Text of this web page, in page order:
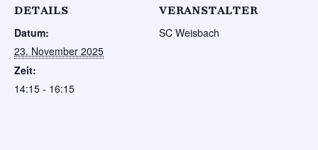
DETAILS
Datum:
23. November 2025
Zeit:
14:15 - 16:15
VERANSTALTER
SC Weisbach